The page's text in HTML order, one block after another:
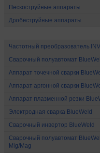
Пескоструйные аппараты
Дробеструйные аппараты
Частотный преобразователь
Сварочный полуавтомат
Аппарат точечной сварки
Аппарат аргонной сварки
Аппарат плазменной резки
Электродная сварка BlueWeld
Сварочный инвертор BlueWeld
Сварочный полуавтомат
Mig/Mag